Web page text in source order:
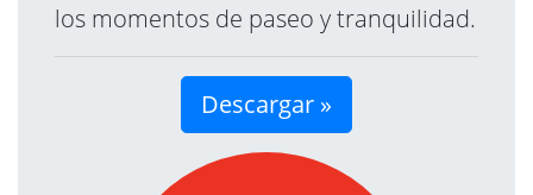
los momentos de paseo y tranquilidad.
Descargar »